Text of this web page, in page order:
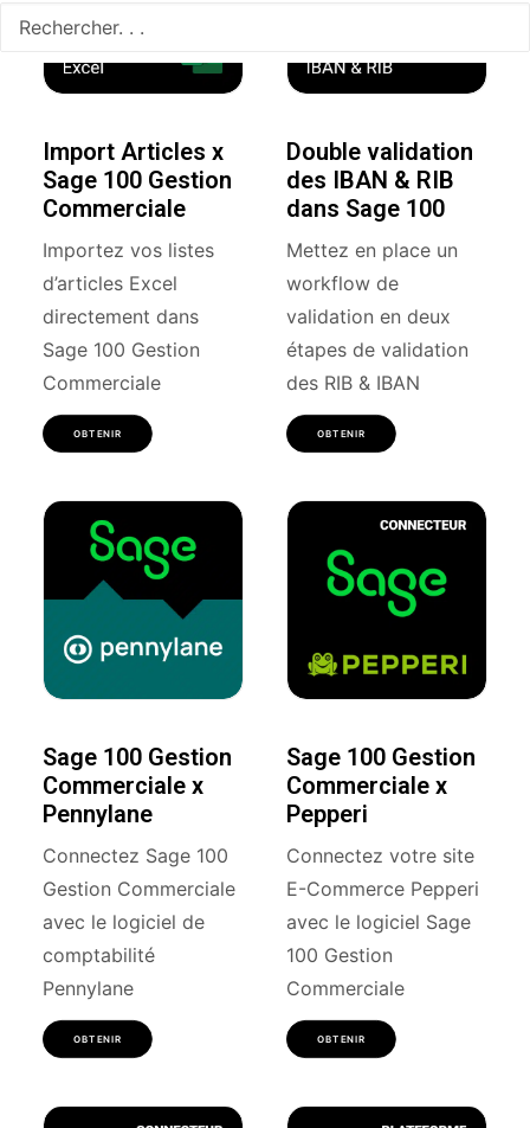
Import Articles x
Sage 100 Gestion
Commerciale
Importez vos listes
d’articles Excel
directement dans
Sage 100 Gestion
Commerciale
OBTENIR
Double validation
des IBAN & RIB
dans Sage 100
Mettez en place un
workflow de
validation en deux
étapes de validation
des RIB & IBAN
OBTENIR
Sage 100 Gestion
Commerciale x
Pennylane
Connectez Sage 100
Gestion Commerciale
avec le logiciel de
comptabilité
Pennylane
OBTENIR
Sage 100 Gestion
Commerciale x
Pepperi
Connectez votre site
E-Commerce Pepperi
avec le logiciel Sage
100 Gestion
Commerciale
OBTENIR